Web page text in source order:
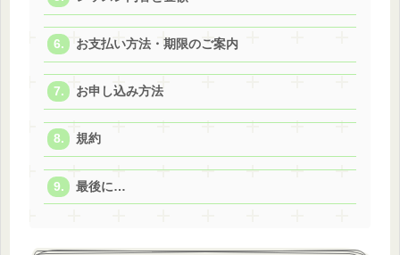
お支払い方法・期限のご案内
お申し込み方法
規約
最後に…